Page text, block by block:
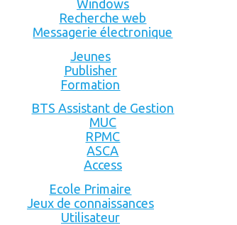
Windows
Recherche web
Messagerie électronique
Jeunes
Publisher
Formation
BTS Assistant de Gestion
MUC
RPMC
ASCA
Access
Ecole Primaire
Jeux de connaissances
Utilisateur